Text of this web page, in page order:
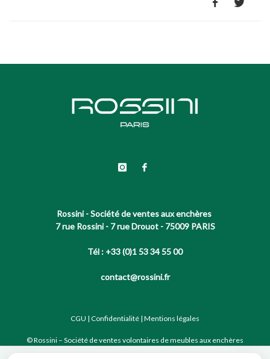
Rossini - Société de ventes aux enchères
7 rue Rossini - 7 rue Drouot - 75009 PARIS
Tél : +33 (0)1 53 34 55 00
contact@rossini.fr
CGU | Confidentialité | Mentions légales
© Rossini – Société de ventes volontaires de meubles aux enchères